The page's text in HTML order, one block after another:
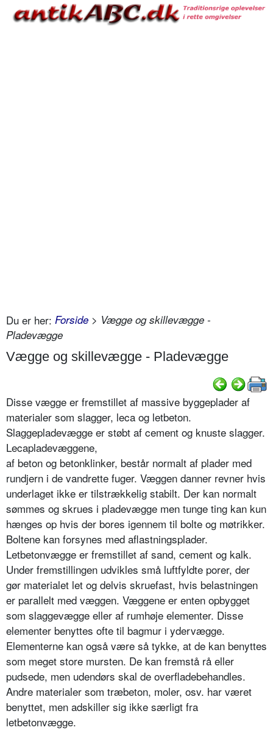
Du er her: Forside > Vægge og skillevægge -
Pladevægge
Vægge og skillevægge - Pladevægge
Disse vægge er fremstillet af massive byggeplader af
materialer som slagger, leca og letbeton.
Slaggepladevægge er støbt af cement og knuste slagger.
Lecapladevæggene,
af beton og betonklinker, består normalt af plader med
rundjern i de vandrette fuger. Væggen danner revner hvis
underlaget ikke er tilstrækkelig stabilt. Der kan normalt
sømmes og skrues i pladevægge men tunge ting kan kun
hænges op hvis der bores igennem til bolte og møtrikker.
Boltene kan forsynes med aflastningsplader.
Letbetonvægge er fremstillet af sand, cement og kalk.
Under fremstillingen udvikles små luftfyldte porer, der
gør materialet let og delvis skruefast, hvis belastningen
er parallelt med væggen. Væggene er enten opbygget
som slaggevægge eller af rumhøje elementer. Disse
elementer benyttes ofte til bagmur i ydervægge.
Elementerne kan også være så tykke, at de kan benyttes
som meget store mursten. De kan fremstå rå eller
pudsede, men udendørs skal de overfladebehandles.
Andre materialer som træbeton, moler, osv. har været
benyttet, men adskiller sig ikke særligt fra
letbetonvægge.